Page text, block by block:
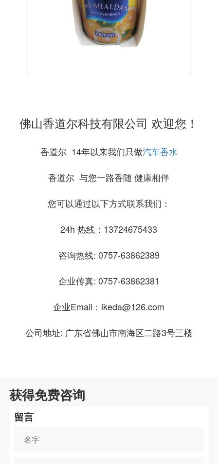
佛山香道尔科技有限公司 欢迎您！
香道尔 14年以来我们只做汽车香水
香道尔 与您一路香随 健康相伴
您可以通过以下方式联系我们：
24h 热线：13724675433
咨询热线: 0757-63862389
企业传真: 0757-63862381
企业Email： ikeda@126.com
公司地址: 广东省佛山市南海区二路3号三楼
获得免费咨询
留言